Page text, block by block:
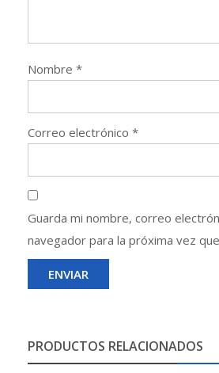
Nombre *
Correo electrónico *
Guarda mi nombre, correo
navegador para la próxima vez
PRODUCTOS RELACIONADOS